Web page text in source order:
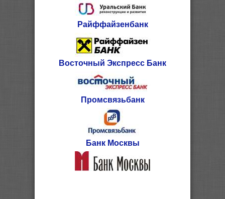
Райффайзенбанк
Восточный Экспресс Банк
Промсвязьбанк
Банк Москвы